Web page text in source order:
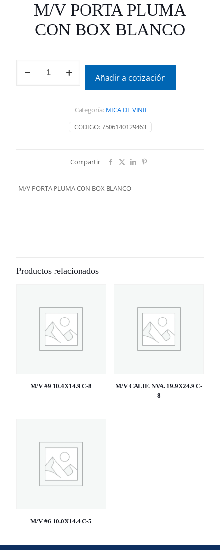
M/V PORTA PLUMA
CON BOX BLANCO
PORTA
Añadir a cotización
CODIGO:7506140129463
Categoría: MICA DE VINIL
Compartir
M/V PORTA PLUMA CON BOX BLANCO
Productos relacionados
M/V #9 10.4X14.9 C-8
M/V CALIF. NVA. 19.9X24.9 C-
8
M/V #6 10.0X14.4 C-5